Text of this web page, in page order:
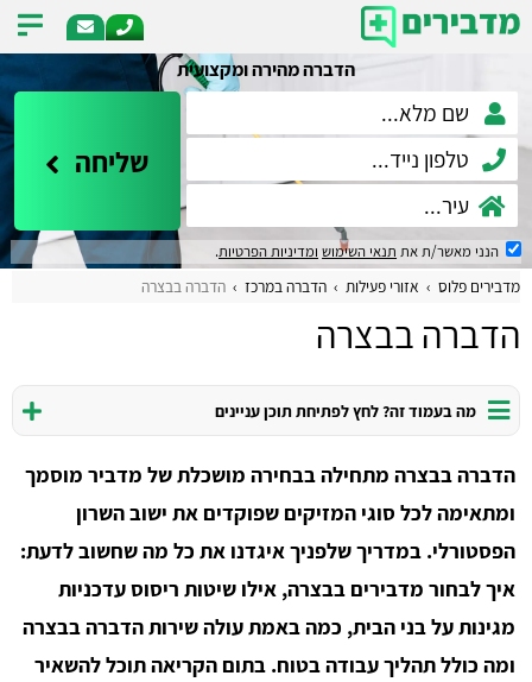
הדברה מהירה ומקצועית
שליחה
הנני מאשר/ת את תנאי השימוש ומדיניות הפרטיות.
מדבירים פלוס אזורי פעילות הדברה במרכז הדברה בבצרה
הדברה בבצרה
מה בעמוד זה? לחץ לפתיחת תוכן עניינים
הדברה בבצרה מתחילה בבחירה מושכלת של מדביר מוסמך
ומתאימה לכל סוגי המזיקים שפוקדים את ישוב השרון
הפסטורלי. במדריך שלפניך איגדנו את כל מה שחשוב לדעת:
איך לבחור מדבירים בבצרה, אילו שיטות ריסוס עדכניות
מגינות על בני הבית, כמה באמת עולה שירות הדברה בבצרה
ומה כולל תהליך עבודה בטוח. בתום הקריאה תוכל להשאיר